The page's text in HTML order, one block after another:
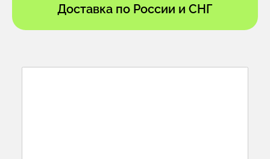
Доставка по России и СНГ